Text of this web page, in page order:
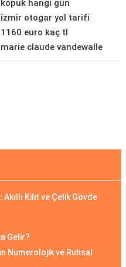
kopuk hangi gün
izmir otogar yol tarifi
1160 euro kaç tl
marie claude vandewalle
Akıllı Kilit ve Çelik Gövde
Gelir?
Numerolojik ve Ruhsal